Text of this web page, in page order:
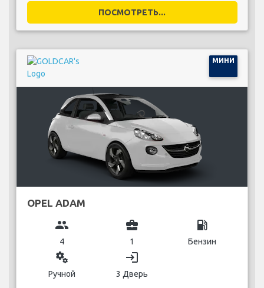
ПОСМОТРЕТЬ...
МИНИ
OPEL ADAM
group
4
business_center
1
local_gas_station
Бензин
miscellaneous_services
Ручной
login
3 Дверь